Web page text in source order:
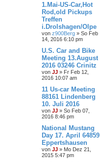
1.Mai-US-Car,Hot
Rod,old Pickups
Treffen
i.Drolshagen/Olpe
von z900Berg » So Feb
14, 2016 6:10 pm
U.S. Car and Bike
Meeting 13.August
2016 03246 Crinitz
von JJ » Fr Feb 12,
2016 10:07 am
11 Us-car Meeting
88161 Lindenberg
10. Juli 2016
von JJ » So Feb 07,
2016 8:46 pm
National Mustang
Day 17. April 64859
Eppertshausen
von JJ » Mo Dez 21,
2015 5:47 pm